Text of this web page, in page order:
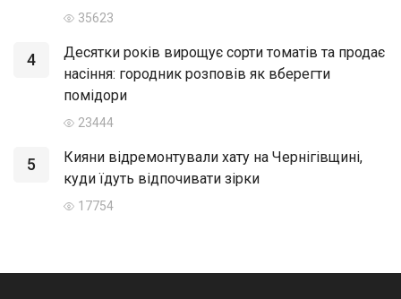
35623
4
Десятки років вирощує сорти томатів та продає
насіння: городник розповів як вберегти
помідори
23444
5
Кияни відремонтували хату на Чернігівщині,
куди їдуть відпочивати зірки
17754